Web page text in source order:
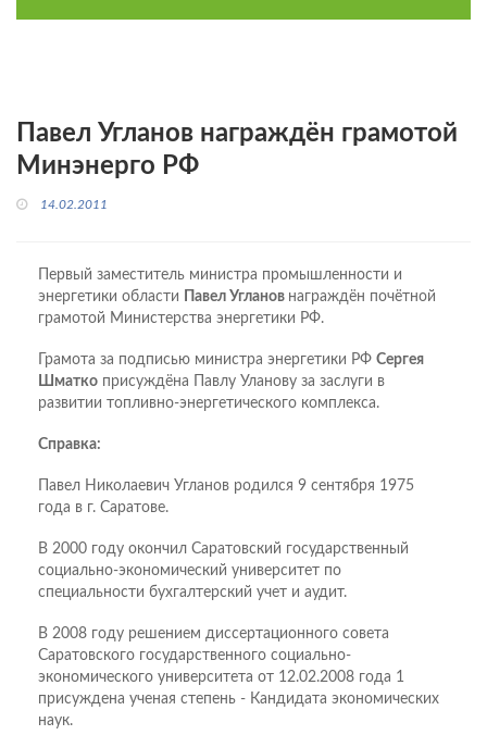
Павел Угланов награждён грамотой
Минэнерго РФ
14.02.2011
Первый заместитель министра промышленности и
энергетики области
Павел Угланов награждён почётной
грамотой Министерства энергетики РФ.
Грамота за подписью министра энергетики РФ Сергея
Шматко присуждёна Павлу Уланову за заслуги в
развитии топливно-энергетического комплекса.
Справка:
Павел Николаевич Угланов родился 9 сентября 1975
года в г. Саратове.
В 2000 году окончил Саратовский государственный
социально-экономический университет по
специальности бухгалтерский учет и аудит.
В 2008 году решением диссертационного совета
Саратовского государственного социально-
экономического университета от 12.02.2008 года 1
присуждена ученая степень - Кандидата экономических
наук.